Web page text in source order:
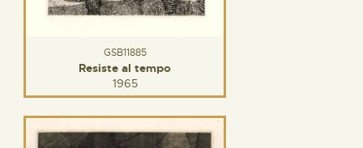
GSB11885
Resiste al tempo
1965